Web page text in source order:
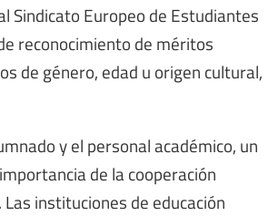
Sindicato Europeo de Estudiantes
reconocimiento de méritos
de género, edad u origen cultural,
y el personal académico, un
de la cooperación
instituciones de educación